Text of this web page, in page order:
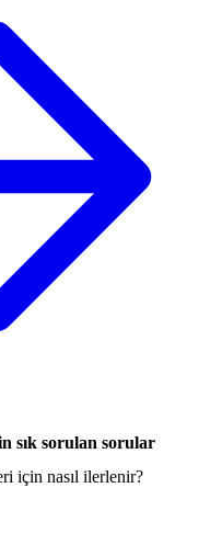
sık sorulan sorular
için nasıl ilerlenir?